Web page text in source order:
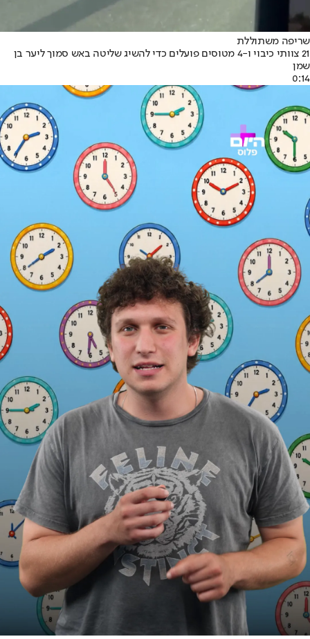
שריפה משתוללת
21 צוותי כיבוי ו-4 מטוסים פועלים כדי להשיג שליטה באש סמוך ליער בן
שמן
0:14